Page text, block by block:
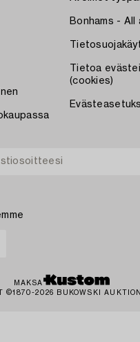
Bonhams - All
Tietoa
(cookies)
MAKSA
©1870-2026 BUKOWSKI